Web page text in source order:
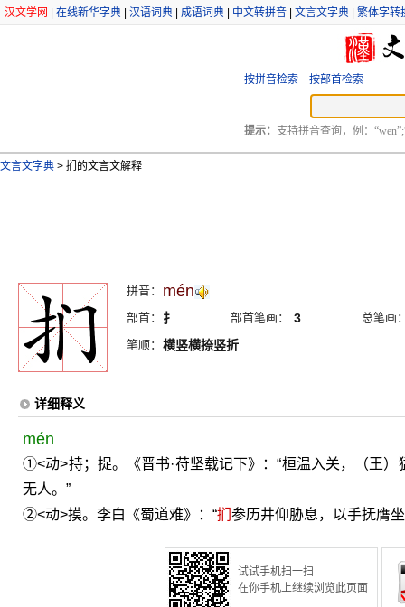
汉文学网 在线新华字典 汉语词典 成语词典 中文转拼音 文言文字典 繁体字转
按拼音检索 按部首检索
提示： 支持拼音查询，例：
文言文字典 > 扪的文言文解释
拼音： mén
部首： 扌 部首笔画： 3
总笔画
笔顺： 横竖横捺竖折
详细释义
mén
①<动>持；捉。《晋书·苻坚载记下》：“桓温入关，（王
无人。”
②<动>摸。李白《蜀道难》：“扪 参历井仰胁息，以手抚膺
试试手机扫一扫
在你手机上继续浏览此页面